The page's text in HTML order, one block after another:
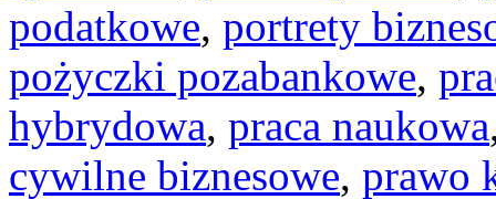
podatkowe, portrety
pożyczki pozabankowe,
hybrydowa, praca naukowa
cywilne biznesowe, prawo